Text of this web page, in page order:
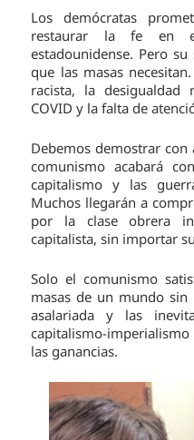
Los demócratas
restaurar la fe en el
estadounidense. Pero
que las masas
racista, la
COVID y la falta de
Debemos demostrar con
comunismo acabará
capitalismo y las
Muchos llegarán a
por la clase obrera
capitalista, sin importar
Solo el comunismo
masas de un mundo sin
asalariada y las
capitalismo-
las ganancias.